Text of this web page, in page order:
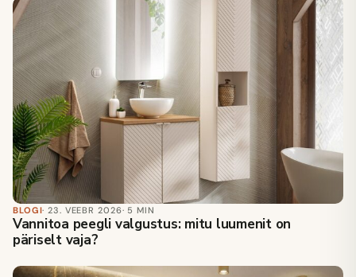
BLOGI· 23. VEEBR 2026· 5 MIN
Vannitoa peegli valgustus: mitu luumenit on
päriselt vaja?